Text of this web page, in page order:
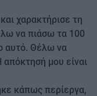
χαρακτήρισε τη
να πιάσω τα 100
αυτό. Θέλω να
μου είναι
κάπως περίεργα,